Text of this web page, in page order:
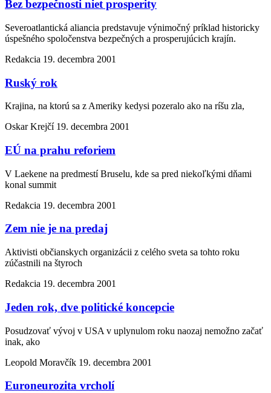
Bez bezpečnosti niet prosperity
Severoatlantická aliancia predstavuje výnimočný príklad historicky
úspešného spoločenstva bezpečných a prosperujúcich krajín.
Redakcia 19. decembra 2001
Ruský rok
Krajina, na ktorú sa z Ameriky kedysi pozeralo ako na ríšu zla,
Oskar Krejčí 19. decembra 2001
EÚ na prahu reforiem
V Laekene na predmestí Bruselu, kde sa pred niekoľkými dňami
konal summit
Redakcia 19. decembra 2001
Zem nie je na predaj
Aktivisti občianskych organizácii z celého sveta sa tohto roku
zúčastnili na štyroch
Redakcia 19. decembra 2001
Jeden rok, dve politické koncepcie
Posudzovať vývoj v USA v uplynulom roku naozaj nemožno začať
inak, ako
Leopold Moravčík 19. decembra 2001
Euroneurozita vrcholí